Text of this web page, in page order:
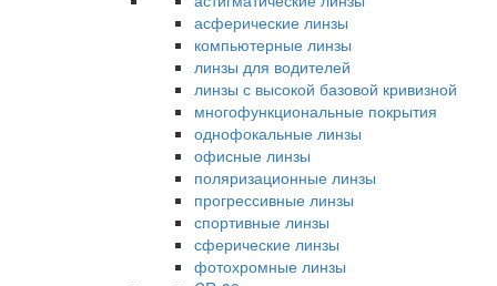
асферические линзы
компьютерные линзы
линзы для водителей
линзы с высокой базовой кривизной
многофункциональные покрытия
однофокальные линзы
офисные линзы
поляризационные линзы
прогрессивные линзы
спортивные линзы
сферические линзы
фотохромные линзы